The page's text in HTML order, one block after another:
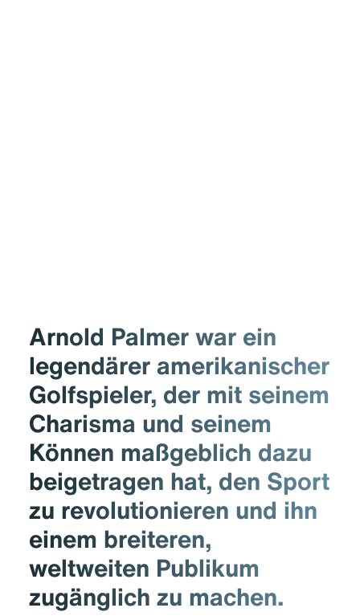
Arnold Palmer war ein
legendärer amerikanischer
Golfspieler, der mit seinem
Charisma und seinem
Können maßgeblich dazu
beigetragen hat, den Sport
zu revolutionieren und ihn
einem breiteren,
weltweiten Publikum
zugänglich zu machen.